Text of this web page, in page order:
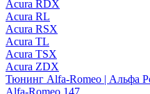
Acura RDX
Acura RL
Acura RSX
Acura TL
Acura TSX
Acura ZDX
Тюнинг Alfa-Romeo | Альфа
Alfa-Romeo 147